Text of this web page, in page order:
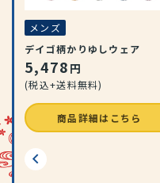
メンズ
デイゴ柄かりゆしウェア
5,478 円
(税込+送料無料)
商品詳細はこちら